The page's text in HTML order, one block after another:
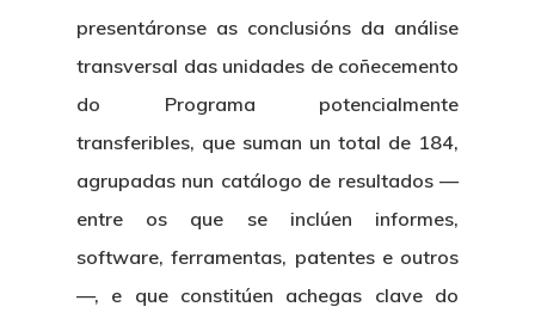
presentáronse as conclusións da análise
transversal das unidades de coñecemento
do Programa potencialmente
transferibles, que suman un total de 184,
agrupadas nun catálogo de resultados —
entre os que se inclúen informes,
software, ferramentas, patentes e outros
—, e que constitúen achegas clave do